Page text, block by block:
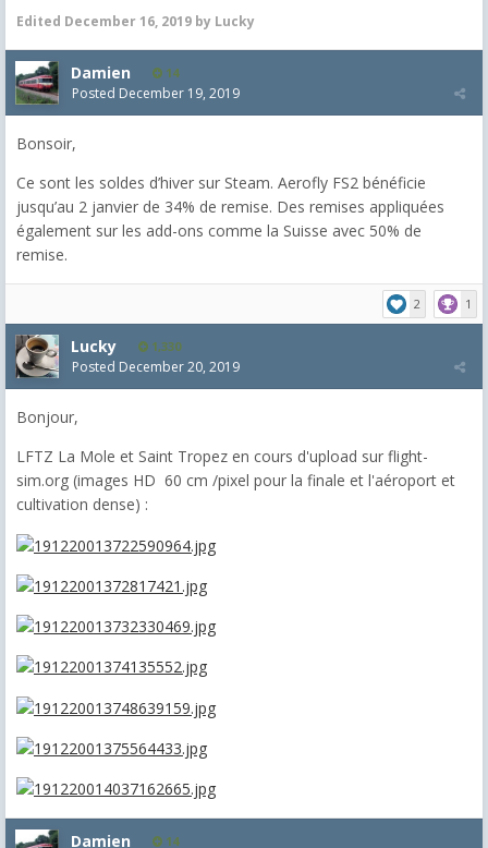
Edited December 16, 2019 by Lucky
Damien 14
Posted December 19, 2019
Bonsoir,
Ce sont les soldes d’hiver sur Steam. Aerofly FS2 bénéficie
jusqu’au 2 janvier de 34% de remise. Des remises appliquées
également sur les add-ons comme la Suisse avec 50% de
remise.
2 1
Lucky 1,330
Posted December 20, 2019
Bonjour,
LFTZ La Mole et Saint Tropez en cours d'upload sur flight-
sim.org (images HD 60 cm /pixel pour la finale et l'aéroport et
cultivation dense) :
Damien 14